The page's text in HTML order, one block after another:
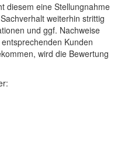
diesem eine Stellungnahme
weiterhin strittig
und ggf. Nachweise
Kunden
wird die Bewertung